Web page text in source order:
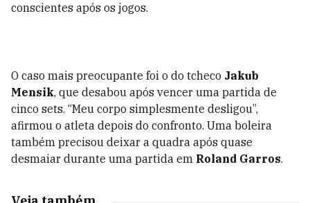
conscientes após os jogos.
O caso mais preocupante foi o do tcheco Jakub
Mensik, que desabou após vencer uma partida de
cinco sets. “Meu corpo simplesmente desligou”,
afirmou o atleta depois do confronto. Uma boleira
também precisou deixar a quadra após quase
desmaiar durante uma partida em Roland Garros.